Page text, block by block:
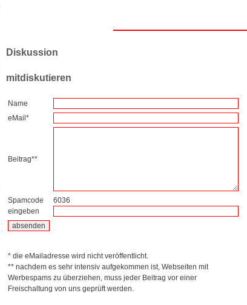
Diskussion
mitdiskutieren
Name
eMail*
Beitrag**
Spamcode
eingeben
6036
* die eMailadresse wird nicht veröffentlicht.
** nachdem es sehr intensiv aufgekommen ist, Webseiten mit
Werbespams zu überziehen, muss jeder Beitrag vor einer
Freischaltung von uns geprüft werden.